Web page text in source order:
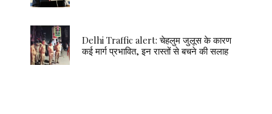
Delhi Traffic alert: चेहलुम जुलूस के कारण
कई मार्ग प्रभावित, इन रास्तों से बचने की सलाह